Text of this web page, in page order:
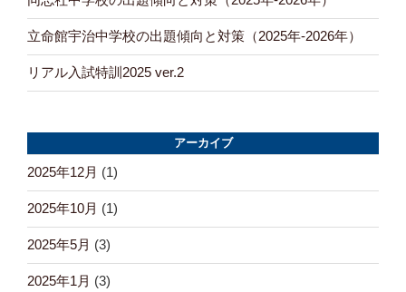
立命館宇治中学校の出題傾向と対策（2025年-2026年）
リアル入試特訓2025 ver.2
アーカイブ
2025年12月 (1)
2025年10月 (1)
2025年5月 (3)
2025年1月 (3)